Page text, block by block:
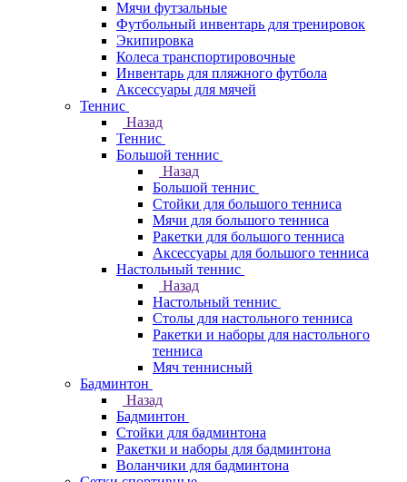
Мячи футзальные
Футбольный инвентарь для тренировок
Экипировка
Колеса транспортировочные
Инвентарь для пляжного футбола
Аксессуары для мячей
Теннис
Назад
Теннис
Большой теннис
Назад
Большой теннис
Стойки для большого тенниса
Мячи для большого тенниса
Ракетки для большого тенниса
Аксессуары для большого тенниса
Настольный теннис
Назад
Настольный теннис
Столы для настольного тенниса
Ракетки и наборы для настольного
тенниса
Мяч теннисный
Бадминтон
Назад
Бадминтон
Стойки для бадминтона
Ракетки и наборы для бадминтона
Воланчики для бадминтона